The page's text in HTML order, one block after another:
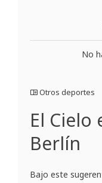
No
Otros deportes
El Cielo
Berlín
Bajo este